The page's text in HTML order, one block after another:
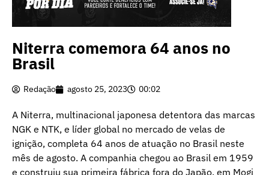
Niterra comemora 64 anos no
Brasil
Redação agosto 25, 2023 00:02
A Niterra, multinacional japonesa detentora das marcas
NGK e NTK, e líder global no mercado de velas de
ignição, completa 64 anos de atuação no Brasil neste
mês de agosto. A companhia chegou ao Brasil em 1959
e construiu sua primeira fábrica fora do Japão, em Mogi